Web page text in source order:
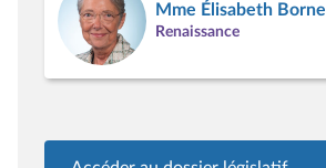
Mme Élisabeth Borne
Renaissance